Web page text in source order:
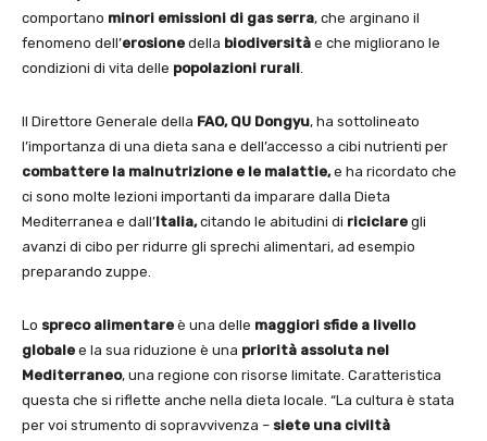
comportano minori emissioni di gas serra, che arginano il
fenomeno dell’erosione della biodiversità e che migliorano le
condizioni di vita delle popolazioni rurali
Il Direttore Generale della FAO, QU Dongyu, ha sottolineato
l’importanza di una dieta sana e dell’accesso a cibi nutrienti per
combattere la malnutrizione e le malattie,e ha ricordato che
ci sono molte lezioni importanti da imparare dalla Dieta
Mediterranea e dall’Italia,citando le abitudini di riciclare gli
avanzi di cibo per ridurre gli sprechi alimentari, ad esempio
preparando zuppe.
Lo spreco alimentare è una delle maggiori sfide a livello
globale e la sua riduzione è una priorità assoluta nel
Mediterraneo, una regione con risorse limitate. Caratteristica
questa che si riflette anche nella dieta locale. “La cultura è stata
per voi strumento di sopravvivenza – siete una civiltà